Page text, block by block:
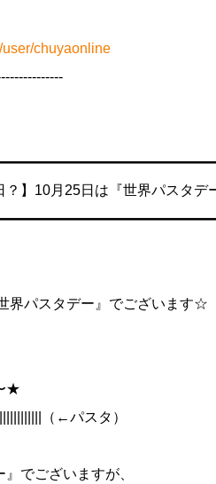
user/chuyaonline
？】10月25日は『世界パスタ
界パスタデー』でございます☆
★
（←パスタ）
でございますが、